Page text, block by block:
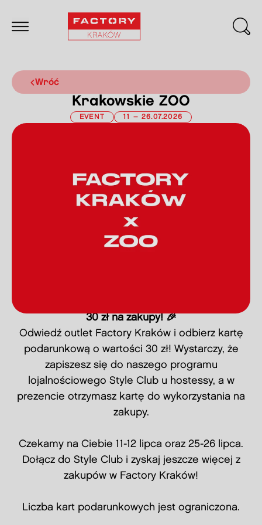
wróć
Krakowskie ZOO
EVENT 11 – 26.07.2026
30 zł na zakupy! 🎉
Odwiedź outlet Factory Kraków i odbierz kartę
podarunkową o wartości 30 zł! Wystarczy, że
zapiszesz się do naszego programu
lojalnościowego Style Club u hostessy, a w
prezencie otrzymasz kartę do wykorzystania na
zakupy.
Czekamy na Ciebie 11-12 lipca oraz 25-26 lipca.
Dołącz do Style Club i zyskaj jeszcze więcej z
zakupów w Factory Kraków!
Liczba kart podarunkowych jest ograniczona.